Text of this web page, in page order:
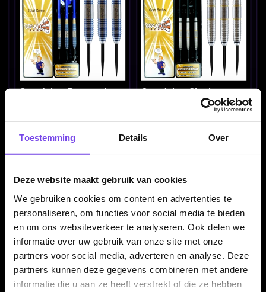
Toestemming Details Over
Deze website maakt gebruik van cookies
We gebruiken cookies om content en advertenties te
personaliseren, om functies voor social media te bieden
en om ons websiteverkeer te analyseren. Ook delen we
informatie over uw gebruik van onze site met onze
partners voor social media, adverteren en analyse. Deze
partners kunnen deze gegevens combineren met andere
informatie die u aan ze heeft verstrekt of die ze hebben
Grandslam Raymond van
Dartpijlen
Grandslam Shark
Machine Goldline 90%
22-28 Gram - Dartpijlen
Grandslam Warrior 85%
24-26-28 Gram -
Dartpijlen
€ 34.95
Harrows Ace Black Brass
- Dartpijlen
€ 13.50